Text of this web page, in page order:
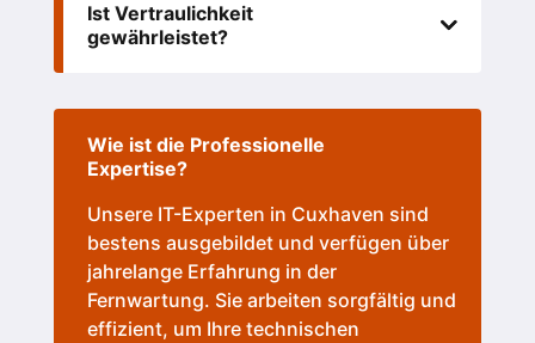
Ist Vertraulichkeit
gewährleistet?
Wie ist die Professionelle
Expertise?
Unsere IT-Experten in Cuxhaven sind
bestens ausgebildet und verfügen über
jahrelange Erfahrung in der
Fernwartung. Sie arbeiten sorgfältig und
effizient, um Ihre technischen